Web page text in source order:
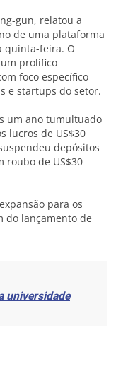
gun, relatou a
de uma plataforma
quinta-feira. O
prolífico
foco específico
e startups do setor.
um ano tumultuado
lucros de US$30
depósitos
roubo de US$30
para os
do lançamento de
universidade